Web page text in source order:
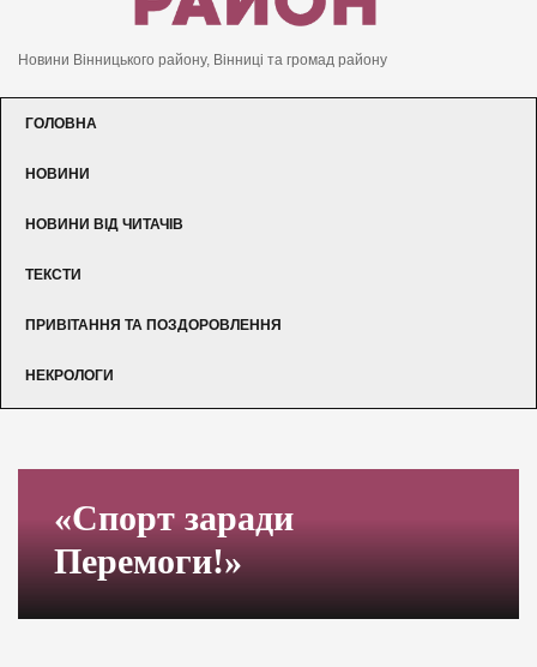
Новини Вінницького району, Вінниці та громад району
ГОЛОВНА
НОВИНИ
НОВИНИ ВІД ЧИТАЧІВ
ТЕКСТИ
ПРИВІТАННЯ ТА ПОЗДОРОВЛЕННЯ
НЕКРОЛОГИ
«Спорт заради
Перемоги!»